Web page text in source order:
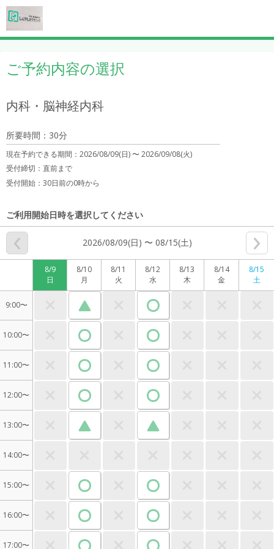
ご予約内容の選択
内科・脳神経内科
所要時間：30分
現在予約できる期間： 2026/08/09(日) 〜2026/09/08(火)
受付締切： 直前まで
受付開始： 30日前の0時から
ご利用開始日時を選択してください
2026/08/09(日) 〜 08/15(土)
8/9
日
8/10
月
8/11
火
8/12
水
8/13
木
8/14
金
8/15
土
9:00〜
10:00〜
11:00〜
12:00〜
13:00〜
14:00〜
15:00〜
16:00〜
17:00〜